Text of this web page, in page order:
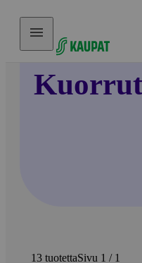
Hyppää sisältöön
13 tuotettaSivu 1 / 1